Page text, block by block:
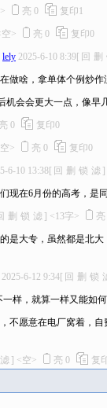
亮 0 复印1
空> 亮 0 复印0
lely 2025-6-10 8:39[ 回 删
做啥，拿单体个例炒作
会会更大一点，像早
亮 0 复印0
> 亮 0 复印0
6-10 13:38[ 回 删 锁 滤 ]
在6月份的高考，是
删 锁 滤 ] <13字> 亮
是大专，虽然都是北
2025-6-12 9:34[ 回 删 锁
样，就算一样又能如
不愿意在电厂窝着，
滤 ] <空> 亮 0 复